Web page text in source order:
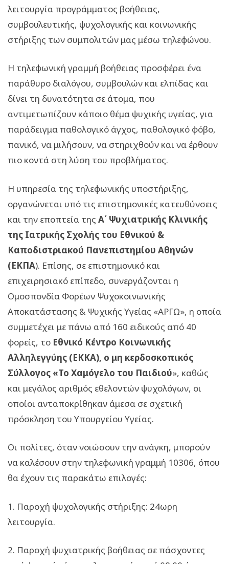
λειτουργία προγράμματος βοήθειας,
συμβουλευτικής, ψυχολογικής και κοινωνικής
στήριξης των συμπολιτών μας μέσω τηλεφώνου.
Η τηλεφωνική γραμμή βοήθειας προσφέρει ένα
παράθυρο διαλόγου, συμβουλών και ελπίδας και
δίνει τη δυνατότητα σε άτομα, που
αντιμετωπίζουν κάποιο θέμα ψυχικής υγείας, για
παράδειγμα παθολογικό άγχος, παθολογικό φόβο,
πανικό, να μιλήσουν, να στηριχθούν και να έρθουν
πιο κοντά στη λύση του προβλήματος.
Η υπηρεσία της τηλεφωνικής υποστήριξης,
οργανώνεται υπό τις επιστημονικές κατευθύνσεις
και την εποπτεία της Α΄ Ψυχιατρικής Κλινικής
της Ιατρικής Σχολής του Εθνικού &
Καποδιστριακού Πανεπιστημίου Αθηνών
(ΕΚΠΑ). Επίσης, σε επιστημονικό και
επιχειρησιακό επίπεδο, συνεργάζονται η
Ομοσπονδία Φορέων Ψυχοκοινωνικής
Αποκατάστασης & Ψυχικής Υγείας «ΑΡΓΩ», η οποία
συμμετέχει με πάνω από 160 ειδικούς από 40
φορείς, το Εθνικό Κέντρο Κοινωνικής
Αλληλεγγύης (ΕΚΚΑ), ο μη κερδοσκοπικός
Σύλλογος «Το Χαμόγελο του Παιδιού», καθώς
και μεγάλος αριθμός εθελοντών ψυχολόγων, οι
οποίοι ανταποκρίθηκαν άμεσα σε σχετική
πρόσκληση του Υπουργείου Υγείας.
Οι πολίτες, όταν νοιώσουν την ανάγκη, μπορούν
να καλέσουν στην τηλεφωνική γραμμή 10306, όπου
θα έχουν τις παρακάτω επιλογές:
1. Παροχή ψυχολογικής στήριξης: 24ωρη
λειτουργία.
2. Παροχή ψυχιατρικής βοήθειας σε πάσχοντες